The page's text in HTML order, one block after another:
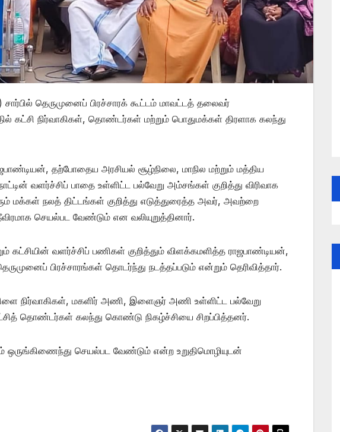
தெருமுனைப் பிரச்சாரக் கூட்டம் மாவட்டத் தலைவர்
கட்சி நிர்வாகிகள், தொண்டர்கள் மற்றும் பொதுமக்கள் திரளாக கலந்து
தற்போதைய அரசியல் சூழ்நிலை, மாநில மற்றும் மத்திய
வளர்ச்சிப் பாதை உள்ளிட்ட பல்வேறு அம்சங்கள் குறித்து விரிவாக
மக்கள் நலத் திட்டங்கள் குறித்து எடுத்துரைத்த அவர், அவற்றை
செயல்பட வேண்டும் என வலியுறுத்தினார்.
கட்சியின் வளர்ச்சிப் பணிகள் குறித்தும் விளக்கமளித்த ராஜபாண்டியன்,
பிரச்சாரங்கள் தொடர்ந்து நடத்தப்படும் என்றும் தெரிவித்தார்.
நிர்வாகிகள், மகளிர் அணி, இளைஞர் அணி உள்ளிட்ட பல்வேறு
தொண்டர்கள் கலந்து கொண்டு நிகழ்ச்சியை சிறப்பித்தனர்.
ஒருங்கிணைந்து செயல்பட வேண்டும் என்ற உறுதிமொழியுடன்